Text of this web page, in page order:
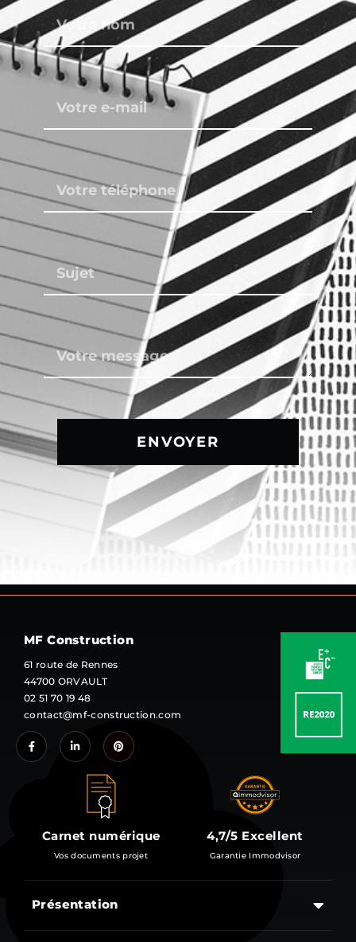
ENVOYER
MF Construction
61 route de Rennes
44700 ORVAULT
02 51 70 19 48
contact@mf-construction.com
Carnet numérique
Vos documents projet
4,7/5 Excellent
Garantie Immodvisor
Présentation